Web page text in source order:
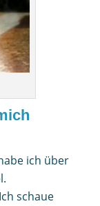
ich über
Ich schaue